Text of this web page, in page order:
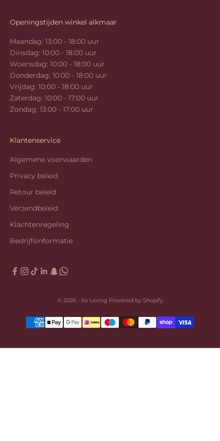
Openingstijden winkel alkmaar
Maandag: 13:00 - 18:00 uur
Dinsdag: 10:00 - 18:00 uur
Woensdag: 10:00 - 18:00 uur
Donderdag: 10:00 - 18:00 uur
Vrijdag: 10:00 - 18:00 uur
Zaterdag: 10:00 - 17:00 uur
Zondag: 13:00 - 17:00 uur
Klantenservice
Algemene voorwaarden
Privacy beleid
Retour beleid
Verzendbeleid
Klachtenregeling
Bedrijfsinformatie
© 2026 - So Loving Powered by Shopify